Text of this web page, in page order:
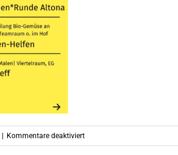
Kommentare deaktiviertfür
6